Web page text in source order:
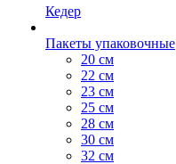
Кедер
Пакеты упаковочные
20 см
22 см
23 см
25 см
28 см
30 см
32 см